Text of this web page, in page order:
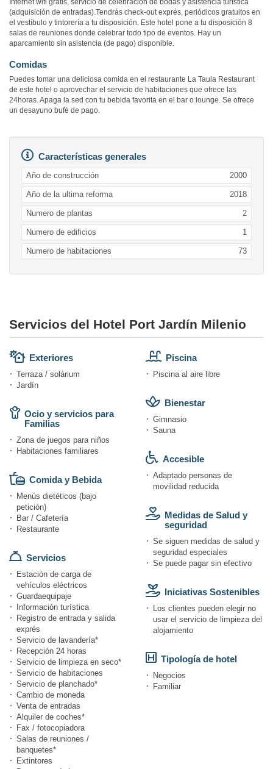
Internet wifi gratis, servicio de celebración de bodas y asistencia turística
(adquisición de entradas).Tendrás check-out exprés, periódicos gratuitos en
el vestíbulo y tintorería a tu disposición. Este hotel pone a tu disposición 8
salas de reuniones donde celebrar todo tipo de eventos. Hay un
aparcamiento sin asistencia (de pago) disponible.
Comidas
Puedes tomar una deliciosa comida en el restaurante La Taula Restaurant
de este hotel o aprovechar el servicio de habitaciones que ofrece las
24horas. Apaga la sed con tu bebida favorita en el bar o lounge. Se ofrece
un desayuno bufé de pago.
Características generales
Año de construcción 2000
Año de la ultima reforma 2018
Numero de plantas 2
Numero de edificios 1
Numero de habitaciones 73
Servicios del Hotel Port Jardín Milenio
Exteriores
Terraza / solárium
Jardín
Ocio y servicios para
Familias
Zona de juegos para niños
Habitaciones familiares
Comida y Bebida
Menús dietéticos (bajo
petición)
Bar / Cafetería
Restaurante
Servicios
Estación de carga de
vehículos eléctricos
Guardaequipaje
Información turística
Registro de entrada y salida
exprés
Servicio de lavandería*
Recepción 24 horas
Servicio de limpieza en seco*
Servicio de habitaciones
Servicio de planchado*
Cambio de moneda
Venta de entradas
Alquiler de coches*
Fax / fotocopiadora
Salas de reuniones /
banquetes*
Extintores
Piscina
Piscina al aire libre
Bienestar
Gimnasio
Sauna
Accesible
Adaptado personas de
movilidad reducida
Medidas de Salud y
seguridad
Se siguen medidas de salud y
seguridad especiales
Se puede pagar sin efectivo
Iniciativas Sostenibles
Los clientes pueden elegir no
usar el servicio de limpieza del
alojamiento
Tipología de hotel
Negocios
Familiar